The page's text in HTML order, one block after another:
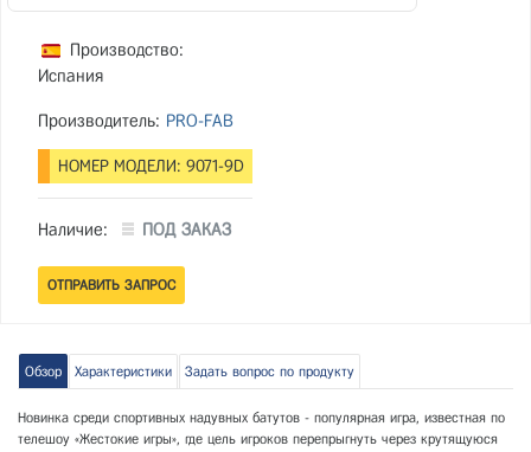
Производство:
Испания
Производитель: PRO-FAB
НОМЕР МОДЕЛИ: 9071-9D
Наличие: ПОД ЗАКАЗ
Обзор Характеристики Задать вопрос по продукту
Новинка среди спортивных надувных батутов - популярная игра, известная по
телешоу «Жестокие игры», где цель игроков перепрыгнуть через крутящуюся